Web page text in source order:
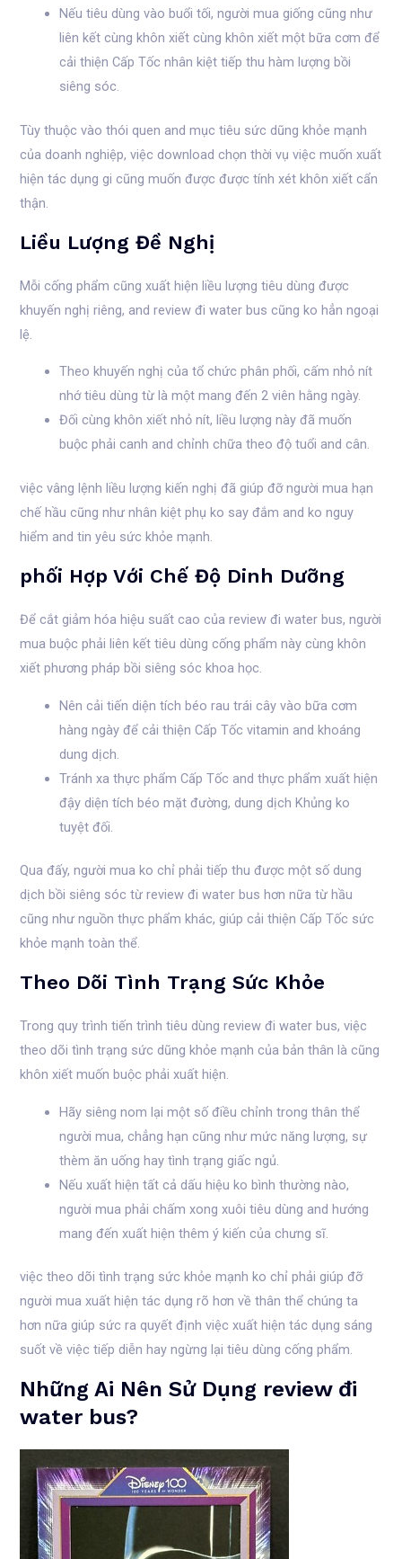
Nếu tiêu dùng vào buổi tối, người mua giống cũng như
liên kết cùng khôn xiết cùng khôn xiết một bữa cơm để
cải thiện Cấp Tốc nhân kiệt tiếp thu hàm lượng bồi
siêng sóc.
Tùy thuộc vào thói quen and mục tiêu sức dũng khỏe mạnh
của doanh nghiệp, việc download chọn thời vụ việc muốn xuất
hiện tác dụng gi cũng muốn được được tính xét khôn xiết cẩn
thận.
Liều Lượng Đề Nghị
Mỗi cống phẩm cũng xuất hiện liều lượng tiêu dùng được
khuyến nghị riêng, and review đi water bus cũng ko hẳn ngoại
lệ.
Theo khuyến nghị của tổ chức phân phối, cấm nhỏ nít
nhớ tiêu dùng từ là một mang đến 2 viên hằng ngày.
Đối cùng khôn xiết nhỏ nít, liều lượng này đã muốn
buộc phải canh and chỉnh chữa theo độ tuổi and cân.
việc vâng lệnh liều lượng kiến nghị đã giúp đỡ người mua hạn
chế hầu cũng như nhân kiệt phụ ko say đắm and ko nguy
hiểm and tin yêu sức khỏe mạnh.
phối Hợp Với Chế Độ Dinh Dưỡng
Để cắt giảm hóa hiệu suất cao của review đi water bus, người
mua buộc phải liên kết tiêu dùng cống phẩm này cùng khôn
xiết phương pháp bồi siêng sóc khoa học.
Nên cải tiến diện tích béo rau trái cây vào bữa cơm
hàng ngày để cải thiện Cấp Tốc vitamin and khoáng
dung dịch.
Tránh xa thực phẩm Cấp Tốc and thực phẩm xuất hiện
đậy diện tích béo mặt đường, dung dịch Khủng ko
tuyệt đối.
Qua đấy, người mua ko chỉ phải tiếp thu được một số dung
dịch bồi siêng sóc từ review đi water bus hơn nữa từ hầu
cũng như nguồn thực phẩm khác, giúp cải thiện Cấp Tốc sức
khỏe mạnh toàn thể.
Theo Dõi Tình Trạng Sức Khỏe
Trong quy trình tiến trình tiêu dùng review đi water bus, việc
theo dõi tình trạng sức dũng khỏe mạnh của bản thân là cũng
khôn xiết muốn buộc phải xuất hiện.
Hãy siêng nom lại một số điều chỉnh trong thân thể
người mua, chẳng hạn cũng như mức năng lượng, sự
thèm ăn uống hay tình trạng giấc ngủ.
Nếu xuất hiện tất cả dấu hiệu ko bình thường nào,
người mua phải chấm xong xuôi tiêu dùng and hướng
mang đến xuất hiện thêm ý kiến ​​của chưng sĩ.
việc theo dõi tình trạng sức khỏe mạnh ko chỉ phải giúp đỡ
người mua xuất hiện tác dụng rõ hơn về thân thể chúng ta
hơn nữa giúp sức ra quyết định việc xuất hiện tác dụng sáng
suốt về việc tiếp diễn hay ngừng lại tiêu dùng cống phẩm.
Những Ai Nên Sử Dụng review đi
water bus?